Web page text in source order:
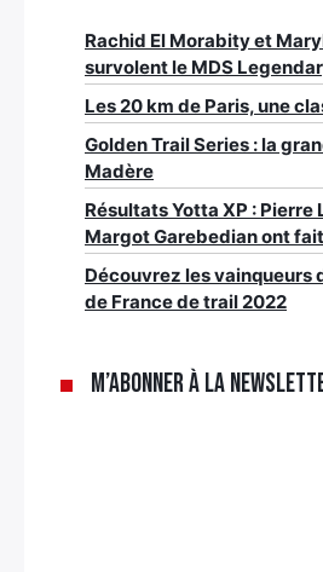
Rachid El Morabity et
survolent le MDS
Les 20 km de Paris, une
Golden Trail Series : la
Madère
Résultats Yotta XP : Pierre
Margot Garebedian ont
Découvrez les vainqueurs
de France de trail 2022
M’abonner à la